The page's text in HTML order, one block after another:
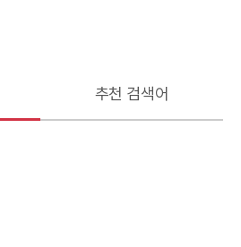
추천 검색어